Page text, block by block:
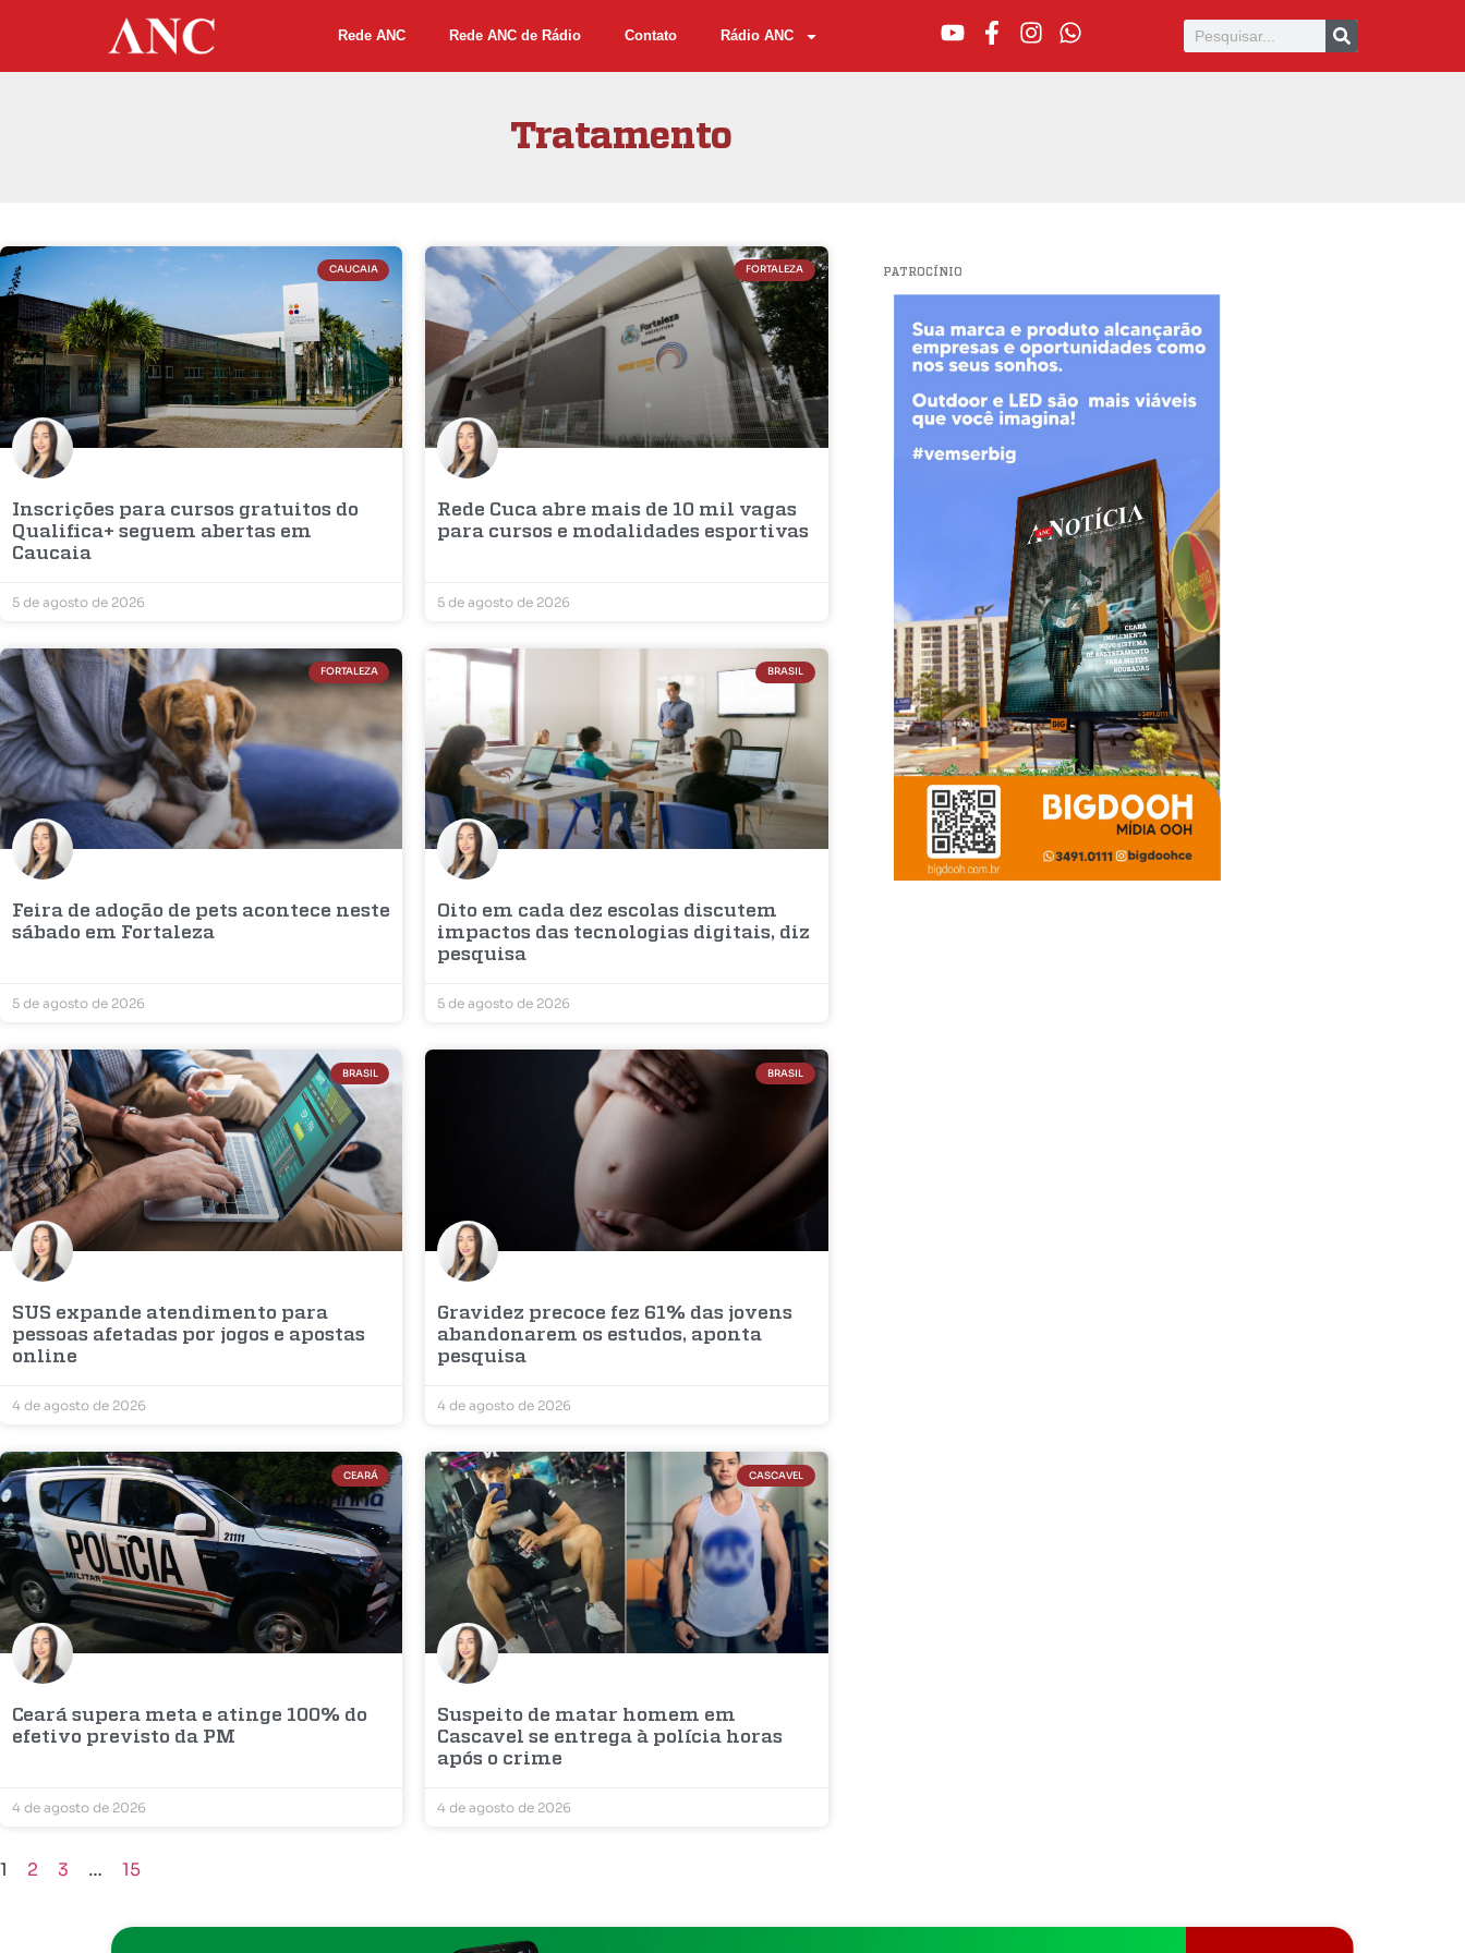
Rede ANC Rede ANC de Rádio Contato Rádio ANC
Tratamento
CAUCAIA
Inscrições para cursos gratuitos do
Qualifica+ seguem abertas em
Caucaia
5 de agosto de 2026
FORTALEZA
Rede Cuca abre mais de 10 mil vagas
para cursos e modalidades esportivas
5 de agosto de 2026
FORTALEZA
Feira de adoção de pets acontece neste
sábado em Fortaleza
5 de agosto de 2026
BRASIL
Oito em cada dez escolas discutem
impactos das tecnologias digitais, diz
pesquisa
5 de agosto de 2026
BRASIL
SUS expande atendimento para
pessoas afetadas por jogos e apostas
online
4 de agosto de 2026
BRASIL
Gravidez precoce fez 61% das jovens
abandonarem os estudos, aponta
pesquisa
4 de agosto de 2026
CEARÁ
Ceará supera meta e atinge 100% do
efetivo previsto da PM
4 de agosto de 2026
CASCAVEL
Suspeito de matar homem em
Cascavel se entrega à polícia horas
após o crime
4 de agosto de 2026
1 2 3 … 15
PATROCÍNIO